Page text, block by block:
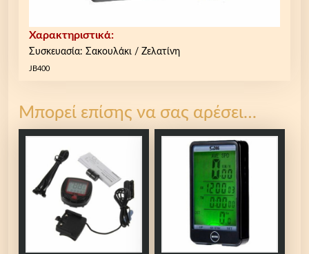
Χαρακτηριστικά:
Συσκευασία: Σακουλάκι / Ζελατίνη
JB400
Μπορεί επίσης να σας αρέσει…